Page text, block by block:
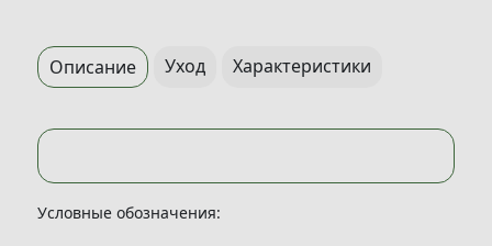
Описание Уход Характеристики
Условные обозначения: